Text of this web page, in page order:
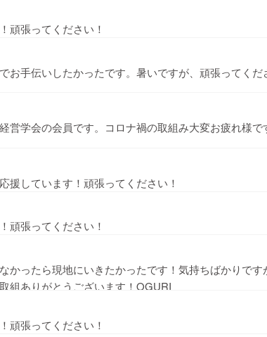
頑張ってください！
お手伝いしたかったです。暑いですが、頑張ってくだ
営学会の会員です。コロナ禍の取組み大変お疲れ様
援しています！頑張ってください！
頑張ってください！
かったら現地にいきたかったです！気持ちばかりです
組ありがとうございます！OGURI
頑張ってください！